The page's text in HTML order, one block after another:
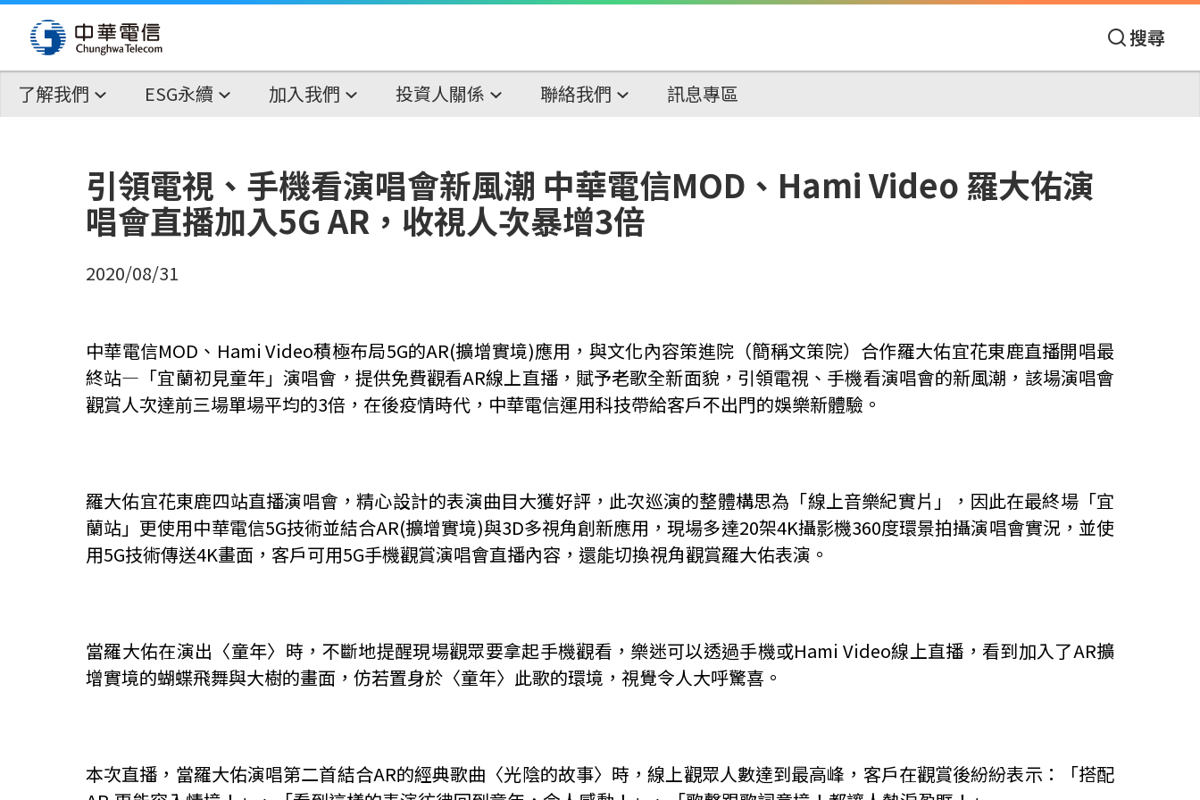
搜尋
了解我們 ESG永續 加入我們 投資人關係 聯絡我們 訊息專區
引領電視、手機看演唱會新風潮 中華電信MOD、Hami Video 羅大佑演
唱會直播加入5G AR，收視人次暴增3倍
2020/08/31
中華電信MOD、Hami Video積極布局5G的AR(擴增實境)應用，與文化內容策進院（簡稱文策院）合作羅大佑宜花東鹿直播開唱最
終站—「宜蘭初見童年」演唱會，提供免費觀看AR線上直播，賦予老歌全新面貌，引領電視、手機看演唱會的新風潮，該場演唱會
觀賞人次達前三場單場平均的3倍，在後疫情時代，中華電信運用科技帶給客戶不出門的娛樂新體驗。
羅大佑宜花東鹿四站直播演唱會，精心設計的表演曲目大獲好評，此次巡演的整體構思為「線上音樂紀實片」，因此在最終場「宜
蘭站」更使用中華電信5G技術並結合AR(擴增實境)與3D多視角創新應用，現場多達20架4K攝影機360度環景拍攝演唱會實況，並使
用5G技術傳送4K畫面，客戶可用5G手機觀賞演唱會直播內容，還能切換視角觀賞羅大佑表演。
當羅大佑在演出〈童年〉時，不斷地提醒現場觀眾要拿起手機觀看，樂迷可以透過手機或Hami Video線上直播，看到加入了AR擴
增實境的蝴蝶飛舞與大樹的畫面，仿若置身於〈童年〉此歌的環境，視覺令人大呼驚喜。
本次直播，當羅大佑演唱第二首結合AR的經典歌曲〈光陰的故事〉時，線上觀眾人數達到最高峰，客戶在觀賞後紛紛表示：「搭配